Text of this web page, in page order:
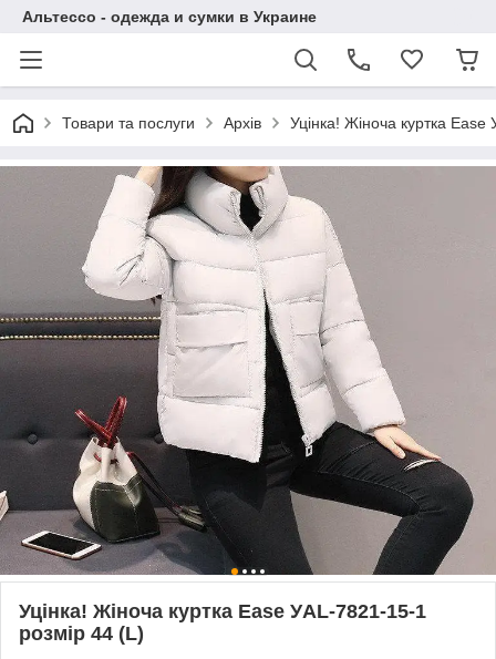
Альтессо - одежда и сумки в Украине
Товари та послуги Архів Уцінка! Жіноча куртка
Уцінка! Жіноча куртка Еаѕе УAL-7821-15-1
розмір 44 (L)